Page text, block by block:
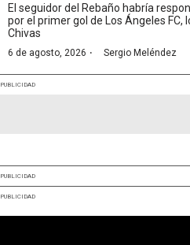
El seguidor del Rebaño habría
por el primer gol de Los Ángeles FC,
Chivas
6 de agosto, 2026 · Sergio Meléndez
PUBLICIDAD
PUBLICIDAD
PUBLICIDAD